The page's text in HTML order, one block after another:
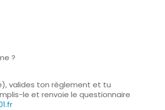
?
valides ton règlement et tu
le et renvoie le questionnaire